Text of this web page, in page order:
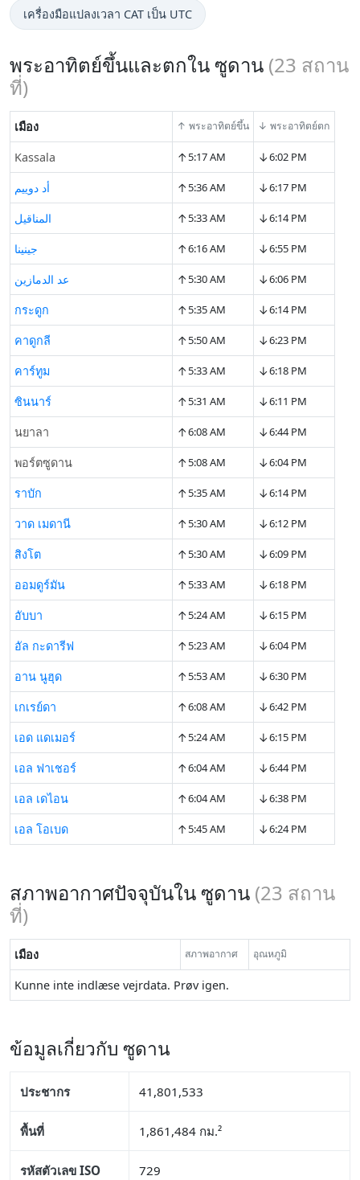
เครื่องมือแปลงเวลา CAT เป็น UTC
พระอาทิตย์ขึ้นและตกใน ซูดาน (23 สถาน
ที่)
เมือง ↑ พระอาทิตย์ขึ้น ↓ พระอาทิตย์ตก
Kassala ↑5:17 AM ↓6:02 PM
أد دوييم ↑5:36 AM ↓6:17 PM
المناقيل ↑5:33 AM ↓6:14 PM
جينينا ↑6:16 AM ↓6:55 PM
عد الدمازين ↑5:30 AM ↓6:06 PM
กระดูก ↑5:35 AM ↓6:14 PM
คาดูกลี ↑5:50 AM ↓6:23 PM
คาร์ทูม ↑5:33 AM ↓6:18 PM
ซินนาร์ ↑5:31 AM ↓6:11 PM
นยาลา ↑6:08 AM ↓6:44 PM
พอร์ตซูดาน ↑5:08 AM ↓6:04 PM
ราบัก ↑5:35 AM ↓6:14 PM
วาด เมดานี ↑5:30 AM ↓6:12 PM
สิงโต ↑5:30 AM ↓6:09 PM
ออมดูร์มัน ↑5:33 AM ↓6:18 PM
อับบา ↑5:24 AM ↓6:15 PM
อัล กะดารีฟ ↑5:23 AM ↓6:04 PM
อาน นูฮุด ↑5:53 AM ↓6:30 PM
เกเรย์ดา ↑6:08 AM ↓6:42 PM
เอด แดเมอร์ ↑5:24 AM ↓6:15 PM
เอล ฟาเชอร์ ↑6:04 AM ↓6:44 PM
เอล เดไอน ↑6:04 AM ↓6:38 PM
เอล โอเบด ↑5:45 AM ↓6:24 PM
สภาพอากาศปัจจุบันใน ซูดาน (23 สถาน
ที่)
เมือง สภาพอากาศ อุณหภูมิ
Kunne inte indlæse vejrdata. Prøv igen.
ข้อมูลเกี่ยวกับ ซูดาน
ประชากร 41,801,533
พื้นที่ 1,861,484 กม.²
รหัสตัวเลข ISO 729